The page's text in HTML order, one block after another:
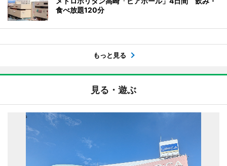
食べ放題120分
もっと見る
見る・遊ぶ